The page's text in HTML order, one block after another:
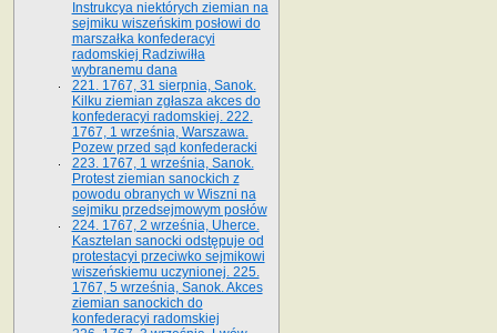
Instrukcya niektórych ziemian na
sejmiku wiszeńskim posłowi do
marszałka konfe­deracyi
radomskiej Radziwiłła
wybranemu dana
221. 1767, 31 sierpnia, Sanok.
Kilku ziemian zgłasza akces do
konfederacyi radomskiej. 222.
1767, 1 września, Warszawa.
Pozew przed sąd konfederacki
223. 1767, 1 września, Sanok.
Protest ziemian sanockich z
powodu obranych w Wiszni na
sejmiku przedsejmo­wym posłów
224. 1767, 2 września, Uherce.
Kasztelan sanocki odstępuje od
protestacyi przeciwko sejmikowi
wiszeńskiemu uczynionej. 225.
1767, 5 września, Sanok. Akces
ziemian sanockich do
konfederacyi radomskiej